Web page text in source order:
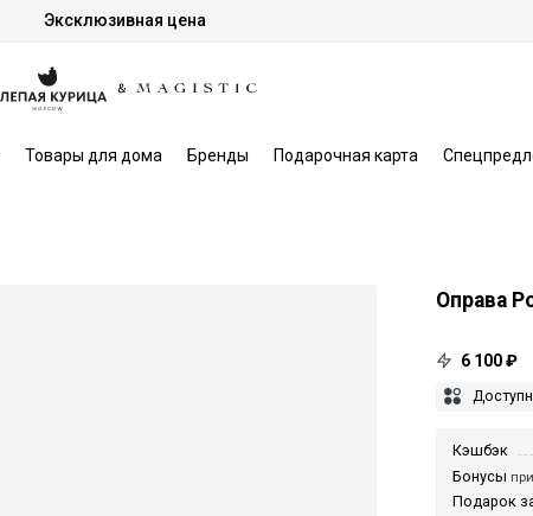
Эксклюзивная цена
Товары для дома Бренды Подарочная карта
Оправа
6 100 ₽
Кэшбэк
Бонусы
Подарок